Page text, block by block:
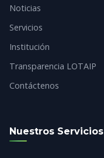
Noticias
Servicios
Institución
Transparencia LOTAIP
Contáctenos
Nuestros Servicios